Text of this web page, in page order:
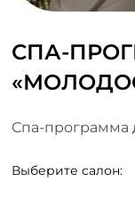
СПА-
Спа-программа
Выберите салон: